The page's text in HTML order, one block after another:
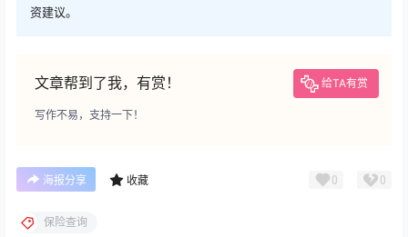
资建议。
文章帮到了我，有赏！ 给TA有赏
写作不易，支持一下！
海报分享 收藏 0 0
保险查询